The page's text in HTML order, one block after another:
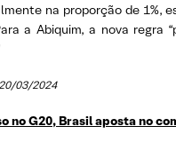
na proporção de 1%,
a Abiquim, a nova
03/2024
no G20, Brasil aposta no